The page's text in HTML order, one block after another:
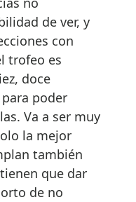
de ver, y
con
trofeo es
doce
poder
Va a ser muy
la mejor
también
que dar
de no